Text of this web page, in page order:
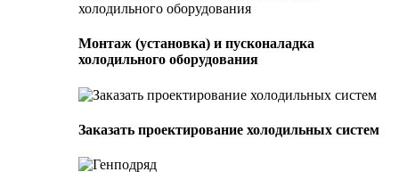
Монтаж (установка) и пусконаладка
холодильного оборудования
Заказать проектирование холодильных систем